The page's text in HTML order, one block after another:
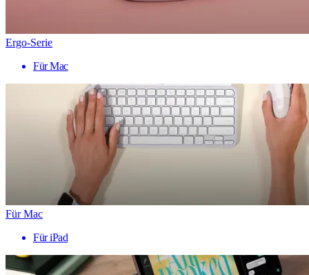
Ergo-Serie
Für Mac
Für Mac
Für iPad